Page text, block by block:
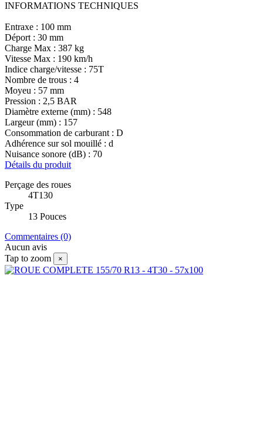
INFORMATIONS TECHNIQUES
Entraxe : 100 mm
Déport : 30 mm
Charge Max : 387 kg
Vitesse Max : 190 km/h
Indice charge/vitesse : 75T
Nombre de trous : 4
Moyeu : 57 mm
Pression : 2,5 BAR
Diamètre externe (mm) : 548
Largeur (mm) : 157
Consommation de carburant : D
Adhérence sur sol mouillé : d
Nuisance sonore (dB) : 70
Détails du produit
Perçage des roues
4T130
Type
13 Pouces
Commentaires (0)
Aucun avis
Tap to zoom
×